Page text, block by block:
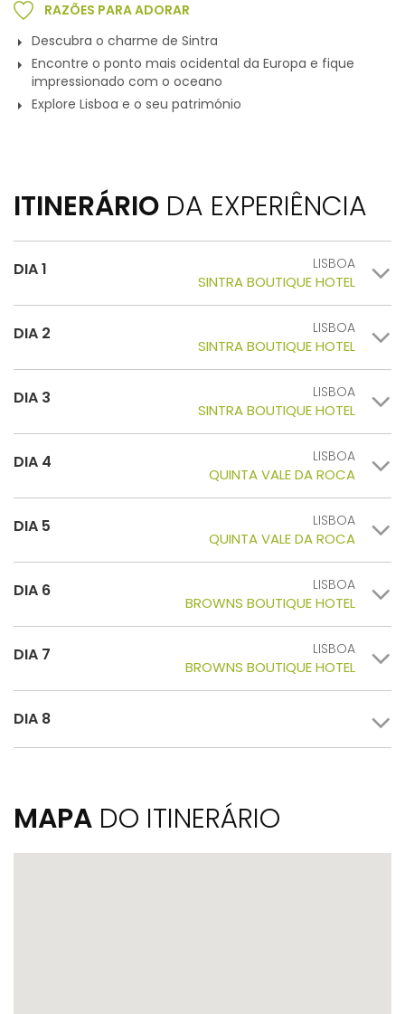
RAZÕES PARA ADORAR
Descubra o charme de Sintra
Encontre o ponto mais ocidental da Europa e fique
impressionado com o oceano
Explore Lisboa e o seu património
ITINERÁRIO DA EXPERIÊNCIA
DIA 1 LISBOA
SINTRA BOUTIQUE HOTEL
DIA 2 LISBOA
SINTRA BOUTIQUE HOTEL
DIA 3 LISBOA
SINTRA BOUTIQUE HOTEL
DIA 4 LISBOA
QUINTA VALE DA ROCA
DIA 5 LISBOA
QUINTA VALE DA ROCA
DIA 6 LISBOA
BROWNS BOUTIQUE HOTEL
DIA 7 LISBOA
BROWNS BOUTIQUE HOTEL
DIA 8
MAPA DO ITINERÁRIO